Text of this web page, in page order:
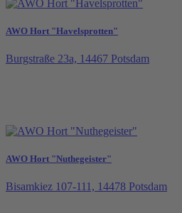
AWO Hort "Havelsprotten"
Burgstraße 23a, 14467 Potsdam
AWO Hort "Nuthegeister"
Bisamkiez 107-111, 14478 Potsdam